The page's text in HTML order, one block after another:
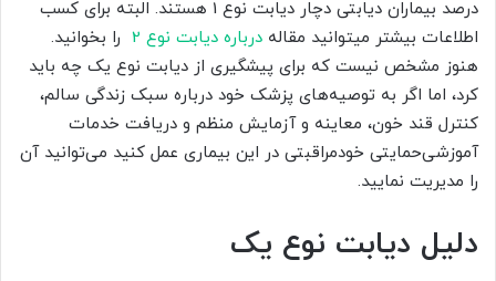
درصد بیماران دیابتی دچار دیابت نوع 1 هستند. البته برای کسب
اطلاعات بیشتر میتوانید مقاله درباره دیابت نوع 2
را بخوانید.
هنوز مشخص نیست که برای پیشگیری از دیابت نوع یک چه باید
کرد، اما اگر به توصیه‌های پزشک خود درباره سبک زندگی سالم،
کنترل قند خون، معاینه و آزمایش منظم و دریافت خدمات
آموزشی‌‌حمایتی خودمراقبتی در این بیماری عمل کنید می‌توانید آن
را مدیریت نمایید.
دلیل دیابت نوع یک